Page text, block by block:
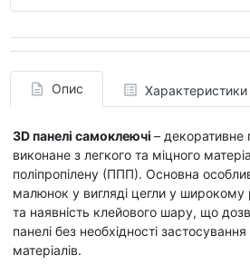
Опис Характеристики
3D панелі самоклеючі – декоративне
виконане з легкого та міцного
поліпропілену (ППП). Основна
малюнок у вигляді цегли у широкому
та наявність клейового шару, що
панелі без необхідності
матеріалів.